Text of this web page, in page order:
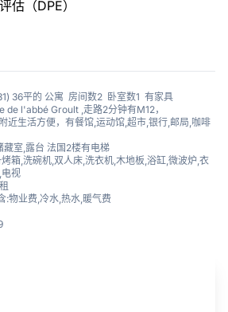
估（DPE）
36平的 公寓 房间数2 卧室数1 有家具
de l'abbé Groult ,走路2分钟有M12，
近生活方便，有餐馆,运动馆,超市,银行,邮局,咖啡
藏室,露台 法国2楼有电梯
烤箱,洗碗机,双人床,洗衣机,木地板,浴缸,微波炉,衣
视
:物业费,冷水,热水,暖气费